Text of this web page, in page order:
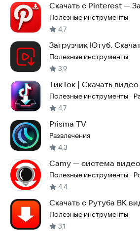
Скачать с Pinterest —
Pinterest
Полезные инструменты
4,7
Загрузчик Ютуб.
видео и музыку.
Полезные инструменты
3,9
ТикТок | Скачать
Полезные инструменты ·
4,7
Prisma TV
Развлечения
4,3
Camy — система
ваших телефонов
Полезные инструменты ·
4,4
Скачать с Рутуба ВК
Полезные инструменты
3,1